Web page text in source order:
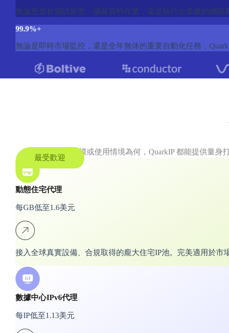
無論您是在測試原型、擴展資料作業，還是執行企業級的網
99.9%+
無論是即時市場監控，還是全年無休的重要自動化任務，
無論您的專案規模或使用情境為何，QuarkIP 都能提供量
最受歡迎
動態住宅代理
每GB低至1.6美元
接入全球真實設備、合規取得的龐大住宅IP池。完美適用於市
數據中心IPv6代理
每IP低至1.13美元